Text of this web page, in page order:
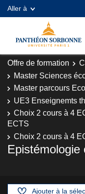
Aller à
Offre de formation
Master Sciences
Master parcours
UE3 Enseignemts
Choix 2 cours à 4
ECTS
Choix 2 cours à 4
Epistémologie
Ajouter à la